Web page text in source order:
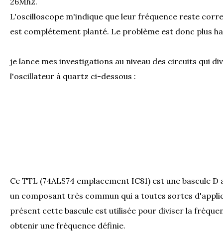
L'oscilloscope m'indique que leur fréquence reste
est complétement planté. Le problème est donc plus
je lance mes investigations au niveau des circuits qui
l'oscillateur à quartz ci-dessous :
Ce TTL (74ALS74 emplacement IC81) est une bascule
un composant très commun qui a toutes sortes
présent cette bascule est utilisée pour diviser la
obtenir une fréquence définie.